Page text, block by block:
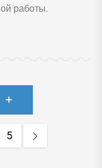
работы.
5